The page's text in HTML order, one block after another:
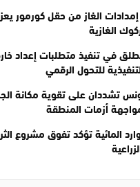
الغاز من حقل كورمور
الغازية
في تنفيذ متطلبات إعداد
للتحول الرقمي
تشددان على تقوية مكانة
أزمات المنطقة
المائية تؤكد تفوق مشروع